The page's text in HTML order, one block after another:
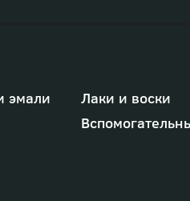
эмали
Лаки и воски